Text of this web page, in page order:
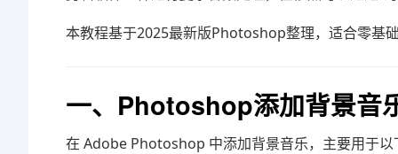
本教程基于2025最新版Photoshop整理，适合零基
一、Photoshop添加背景音
在 Adobe Photoshop 中添加背景音乐，主要用于